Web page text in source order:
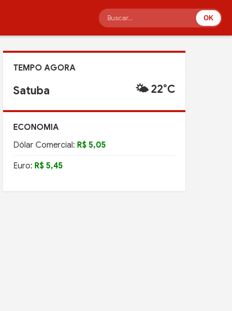
OK
TEMPO AGORA
Satuba 🌤️ 22°C
ECONOMIA
Dólar Comercial: R$ 5,05
Euro: R$ 5,45